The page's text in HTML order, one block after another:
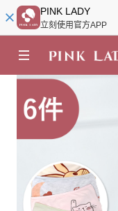
PINK LADY
立刻使用官方APP